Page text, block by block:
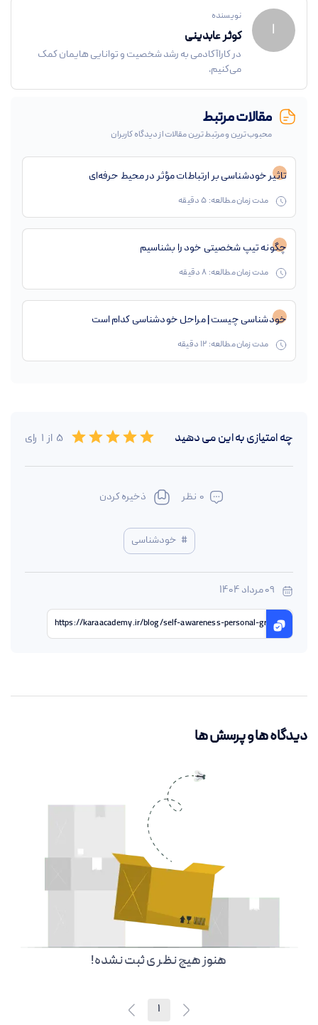
ا
نویسنده
کوثر عابدینی
در کاراآکادمی به رشد شخصیت و توانایی هایمان کمک
می‌کنیم.
مقالات مرتبط
محبوب ترین و مرتبط ترین مقالات از دیدگاه کاربران
تاثیر خودشناسی بر ارتباطات مؤثر در محیط حرفه‌ای
مدت زمان مطالعه: 5دقیقه
چگونه تیپ شخصیتی خود را بشناسیم
مدت زمان مطالعه: 8دقیقه
خودشناسی چیست | مراحل خودشناسی کدام است
مدت زمان مطالعه: 12 دقیقه
چه امتیازی به اینمی دهید
0.5 Stars
1 Star1.5 Stars
2 Stars
2.5 Stars
3 Stars
3.5 Stars
4 Stars4.5 Stars
5 Stars
Empty
5 از1 رای
0 نظر ذخیره کردن
# خودشناسی
09 مرداد 1404
https://karaacademy.ir/blog/self-awareness-personal-growth
دیدگاه ها و پرسش ها
هنوز هیچ نظر ی ثبت نشده!
1